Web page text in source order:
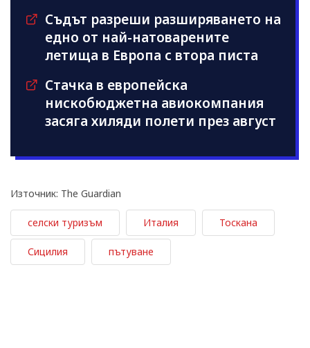
Съдът разреши разширяването на
едно от най-натоварените
летища в Европа с втора писта
Стачка в европейска
нискобюджетна авиокомпания
засяга хиляди полети през август
Източник: The Guardian
селски туризъм Италия Тоскана
Сицилия пътуване